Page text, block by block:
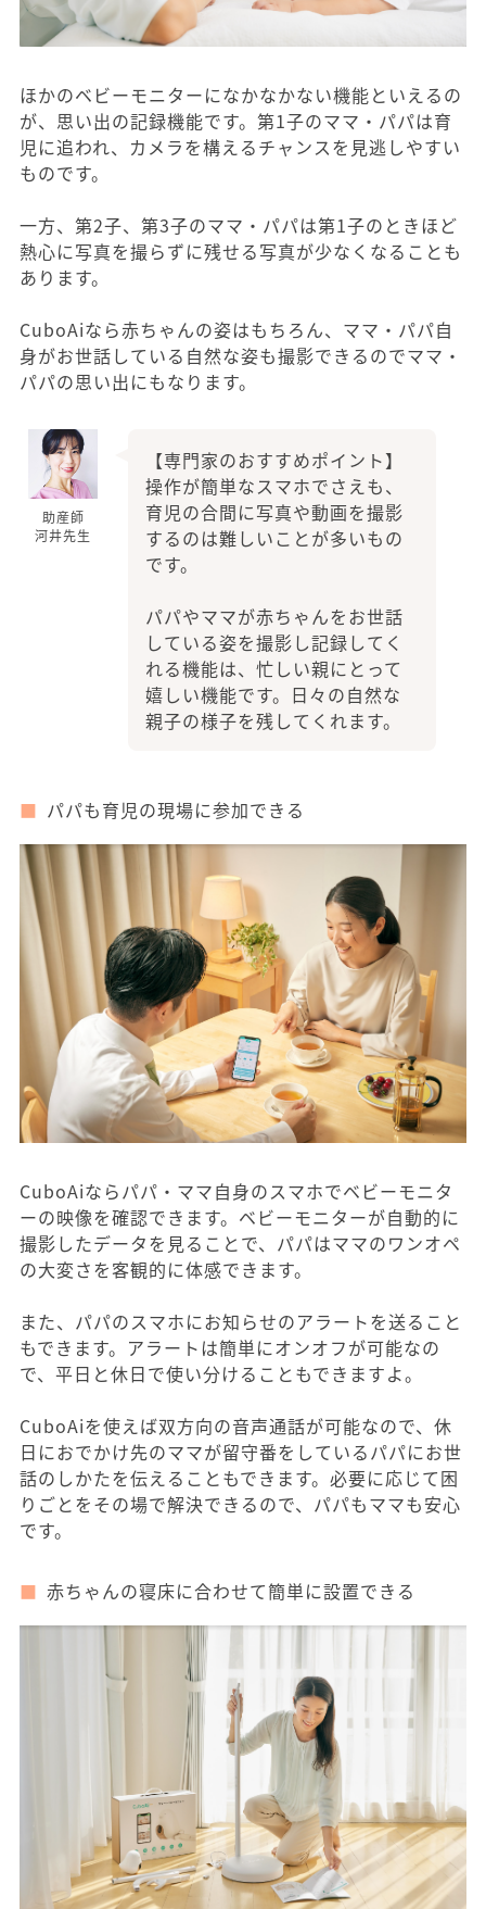
ほかのベビーモニターになかなかない機能といえるの
が、思い出の記録機能です。第1子のママ・パパは育
児に追われ、カメラを構えるチャンスを見逃しやすい
ものです。
一方、第2子、第3子のママ・パパは第1子のときほど
熱心に写真を撮らずに残せる写真が少なくなることも
あります。
CuboAiなら赤ちゃんの姿はもちろん、ママ・パパ自
身がお世話している自然な姿も撮影できるのでママ・
パパの思い出にもなります。
助産師
河井先生
【専門家のおすすめポイント】
操作が簡単なスマホでさえも、
育児の合間に写真や動画を撮影
するのは難しいことが多いもの
です。
パパやママが赤ちゃんをお世話
している姿を撮影し記録してく
れる機能は、忙しい親にとって
嬉しい機能です。日々の自然な
親子の様子を残してくれます。
パパも育児の現場に参加できる
CuboAiならパパ・ママ自身のスマホでベビーモニタ
ーの映像を確認できます。ベビーモニターが自動的に
撮影したデータを見ることで、パパはママのワンオペ
の大変さを客観的に体感できます。
また、パパのスマホにお知らせのアラートを送ること
もできます。アラートは簡単にオンオフが可能なの
で、平日と休日で使い分けることもできますよ。
CuboAiを使えば双方向の音声通話が可能なので、休
日におでかけ先のママが留守番をしているパパにお世
話のしかたを伝えることもできます。必要に応じて困
りごとをその場で解決できるので、パパもママも安心
です。
赤ちゃんの寝床に合わせて簡単に設置できる